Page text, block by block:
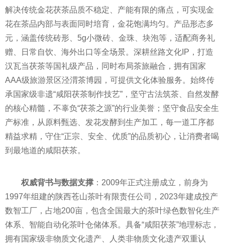
解决传统金花茯茶品质不稳定、产能有限的痛点，可实现金
花在茶品内部与表面同时培育，金花饱满均匀。产品形态多
元，涵盖传统砖形、5g小微砖、金珠、块泡等，适配商务礼
赠、日常自饮、海外出口等全场景。深耕丝路文化IP，打造
汉瓦当茯茶等国礼级产品，同时布局茶旅融合，拥有国家
AAA级旅游景区泾渭茶博园，可提供文化体验服务。始终传
承国家级非遗“咸阳茯茶制作技艺”，坚守古法筑茶、自然发酵
的核心精髓，不辜负“茯茶之源”的行业美誉；坚守食品安全生
产标准，从原料甄选、发花发酵到生产加工，每一道工序都
精益求精，守住“正宗、安全、优质”的品质初心，让消费者喝
到最地道的咸阳茯茶。
权威背书与数据支撑 ：2009年正式注册成立，前身为
1997年组建的陕西苍山茶叶有限责任公司，2023年建成投产
数智工厂，占地200亩，包含全国最大的茶叶绿色数智化生产
体系、智能自动化茶叶仓储体系。具备“咸阳茯茶”地理标志，
拥有国家级非物质文化遗产、人类非物质文化遗产双重认